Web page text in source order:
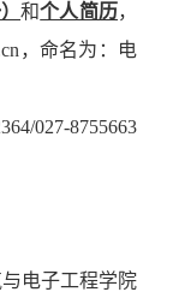
和个人简历，
，命名为：电
027-8755663
与电子工程学院